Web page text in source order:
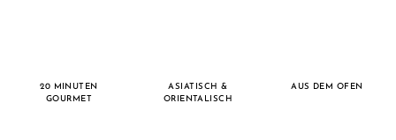
20 MINUTEN
GOURMET
ASIATISCH &
ORIENTALISCH
AUS DEM OFEN